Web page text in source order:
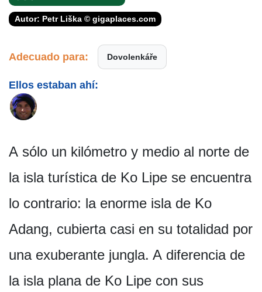
Autor: Petr Liška © gigaplaces.com
Adecuado para: Dovolenkáře
Ellos estaban ahí:
A sólo un kilómetro y medio al norte de
la isla turística de Ko Lipe se encuentra
lo contrario: la enorme isla de Ko
Adang, cubierta casi en su totalidad por
una exuberante jungla. A diferencia de
la isla plana de Ko Lipe con sus